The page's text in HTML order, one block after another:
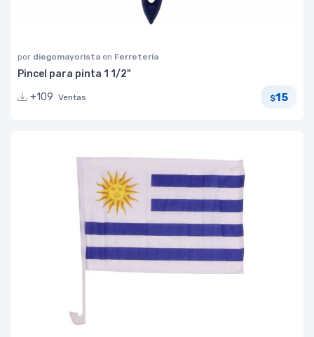
por diegomayorista en Ferretería
Pincel para pinta 1 1/2"
+109 Ventas $15